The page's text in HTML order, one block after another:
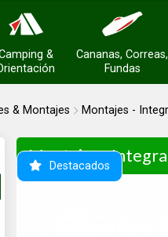
&
Cananas, Correas,
Fundas
& Montajes Montajes -
Montajes -
Destacados